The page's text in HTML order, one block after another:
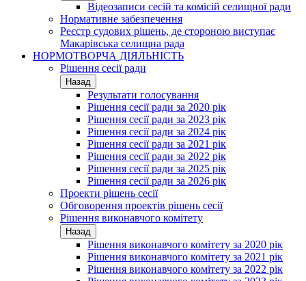
Відеозаписи сесій та комісій селищної ради
Нормативне забезпечення
Реєстр судових рішень, де стороною виступає
Макарівська селищна рада
НОРМОТВОРЧА ДІЯЛЬНІСТЬ
Рішення сесії ради
Назад
Результати голосування
Рішення сесії ради за 2020 рік
Рішення сесії ради за 2023 рік
Рішення сесії ради за 2024 рік
Рішення сесії ради за 2021 рік
Рішення сесії ради за 2022 рік
Рішення сесії ради за 2025 рік
Рішення сесії ради за 2026 рік
Проекти рішень сесії
Обговорення проектів рішень сесії
Рішення виконавчого комітету
Назад
Рішення виконавчого комітету за 2020 рік
Рішення виконавчого комітету за 2021 рік
Рішення виконавчого комітету за 2022 рік